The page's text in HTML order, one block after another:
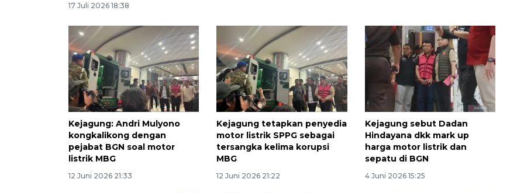
17 Juli 2026 18:38
Kejagung: Andri Mulyono
kongkalikong dengan
pejabat BGN soal motor
listrik MBG
12 Juni 2026 21:33
Kejagung tetapkan penyedia
motor listrik SPPG sebagai
tersangka kelima korupsi
MBG
12 Juni 2026 21:22
Kejagung sebut Dadan
Hindayana dkk mark up
harga motor listrik dan
sepatu di BGN
4 Juni 2026 15:25